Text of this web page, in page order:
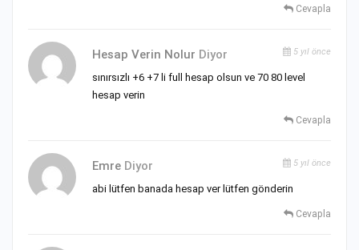
Cevapla
Hesap Verin Nolur Diyor 5 yıl önce
sınırsızlı +6 +7 li full hesap olsun ve 70 80 level
hesap verin
Cevapla
Emre Diyor 5 yıl önce
abi lütfen banada hesap ver lütfen gönderin
Cevapla